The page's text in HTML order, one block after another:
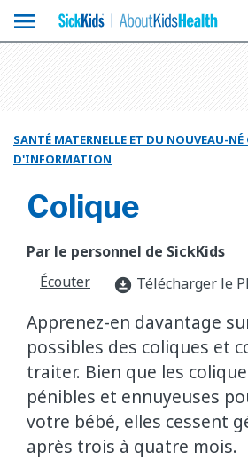
menu
SANTÉ MATERNELLE ET DU NOUVEAU-NÉ
D'INFORMATION
Colique
Par le personnel de SickKids
Écouter
download_for_offline Télécharger le
Apprenez-en davantage
possibles des coliques et
traiter. Bien que les
pénibles et ennuyeuses
votre bébé, elles cessent
après trois à quatre mois.